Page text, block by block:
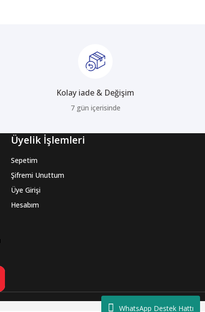
WhatsApp Destek Hattı
Kolay iade & Değişim
7 gün içerisinde
Üyelik İşlemleri
Sepetim
Şifremi Unuttum
Üye Girişi
Hesabım